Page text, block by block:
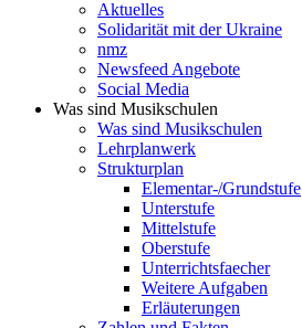
Aktuelles
Solidarität mit der Ukraine
nmz
Newsfeed Angebote
Social Media
Was sind Musikschulen
Was sind Musikschulen
Lehrplanwerk
Strukturplan
Elementar-/Grundstufe
Unterstufe
Mittelstufe
Oberstufe
Unterrichtsfaecher
Weitere Aufgaben
Erläuterungen